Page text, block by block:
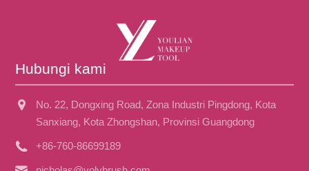
Hubungi kami
No. 22, Dongxing Road, Zona Industri Pingdong, Kota
Sanxiang, Kota Zhongshan, Provinsi Guangdong
+86-760-86699189